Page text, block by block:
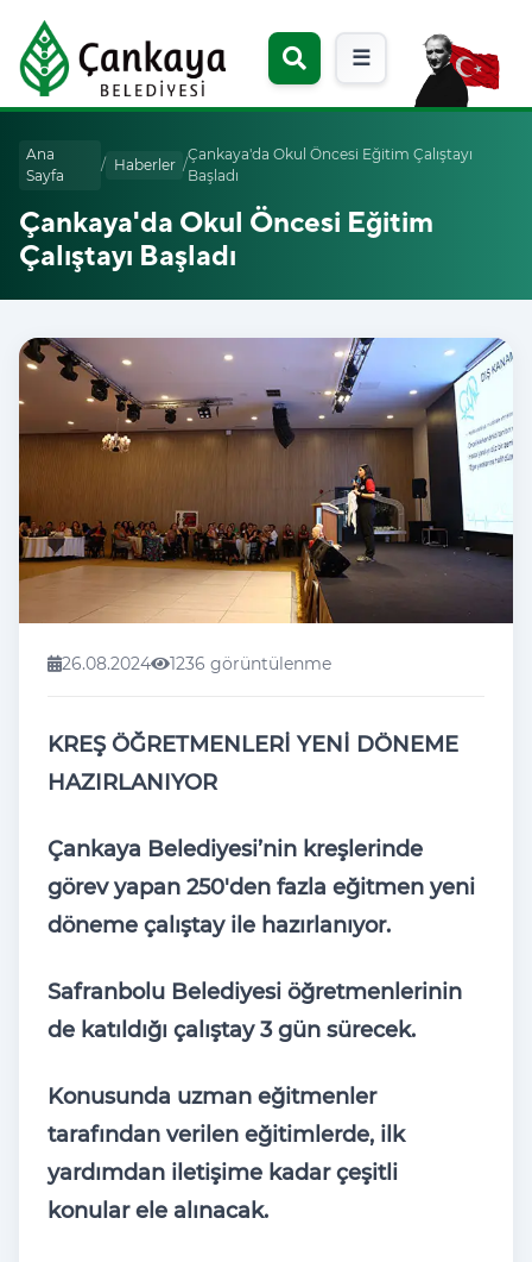
☰
Ana
Sayfa
/ Haberler /
Çankaya'da Okul Öncesi Eğitim Çalıştayı
Başladı
Çankaya'da Okul Öncesi Eğitim
Çalıştayı Başladı
26.08.2024 1236 görüntülenme
KREŞ ÖĞRETMENLERİ YENİ DÖNEME
HAZIRLANIYOR
Çankaya Belediyesi’nin kreşlerinde
görev yapan 250'den fazla eğitmen yeni
döneme çalıştay ile hazırlanıyor.
Safranbolu Belediyesi öğretmenlerinin
de katıldığı çalıştay 3 gün sürecek.
Konusunda uzman eğitmenler
tarafından verilen eğitimlerde, ilk
yardımdan iletişime kadar çeşitli
konular ele alınacak.